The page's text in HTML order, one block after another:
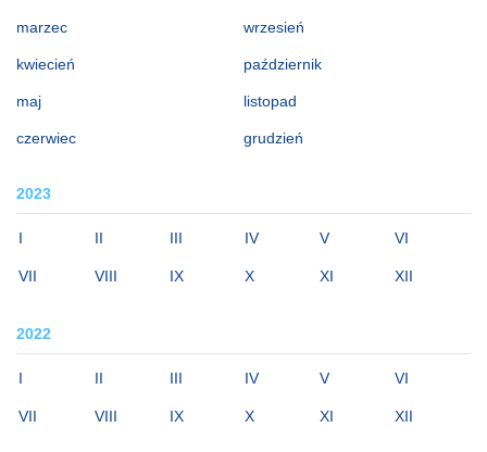
marzec
kwiecień
maj
czerwiec
wrzesień
październik
listopad
grudzień
2023
I II III IV V VI
VII VIII IX X XI XII
2022
I II III IV V VI
VII VIII IX X XI XII